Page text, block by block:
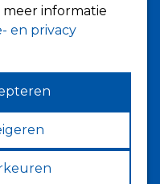
informatie
en privacy